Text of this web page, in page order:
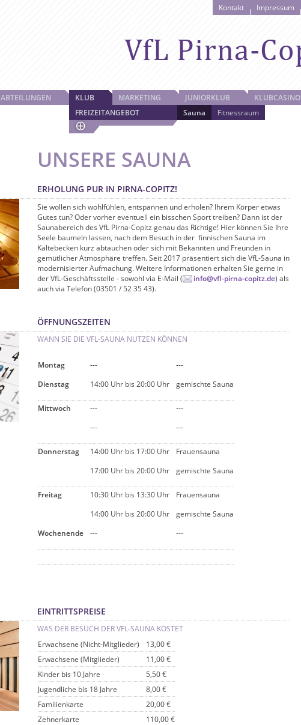
Kontakt Impressum
ABTEILUNGEN
KLUB
FREIZEITANGEBOT
Sauna Fitnessraum
MARKETING JUNIORKLUB KLUBCASINO
UNSERE SAUNA
ERHOLUNG PUR IN PIRNA-COPITZ!
Sie wollen sich wohlfühlen, entspannen und erholen? Ihrem Körper etwas
Gutes tun? Oder vorher eventuell ein bisschen Sport treiben? Dann ist der
Saunabereich des VfL Pirna-Copitz genau das Richtige! Hier können Sie Ihre
Seele baumeln lassen, nach dem Besuch in der ­ finnischen Sauna im
Kältebecken kurz abtauchen oder sich mit Bekannten und Freunden in
gemütlicher Atmosphäre treffen. Seit 2017 präsentiert sich die VfL-Sauna in
modernisierter Aufmachung. Weitere Informationen erhalten Sie gerne in
der VfL-Geschäftsstelle - sowohl via E-Mail (
info@vfl-pirna-copitz.de) als
auch via Telefon (03501 / 52 35 43).
ÖFFNUNGSZEITEN
WANN SIE DIE VFL-SAUNA NUTZEN KÖNNEN
Montag
Dienstag
---
14:00 Uhr bis 20:00 Uhr
---
gemischte Sauna
Mittwoch
---
---
---
---
Donnerstag
14:00 Uhr bis 17:00 Uhr
17:00 Uhr bis 20:00 Uhr
Frauensauna
gemischte Sauna
Freitag
Wochenende
10:30 Uhr bis 13:30 Uhr
14:00 Uhr bis 20:00 Uhr
---
Frauensauna
gemischte Sauna
---
EINTRITTSPREISE
WAS DER BESUCH DER VFL-SAUNA KOSTET
Erwachsene (Nicht-Mitglieder)
13,00 €
Erwachsene (Mitglieder)
11,00 €
Kinder bis 10 Jahre
5,50 €
Jugendliche bis 18 Jahre
8,00 €
Familienkarte
20,00 €
Zehnerkarte
110,00 €